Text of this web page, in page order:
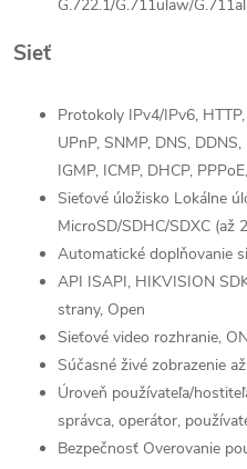
G.722.1/G.711ulaw/
Sieť
Protokoly IPv4/IPv6,
UPnP, SNMP, DNS, DDNS,
IGMP, ICMP, DHCP,
Sieťové úložisko Lokálne
MicroSD/SDHC/SDXC (až
Automatické doplňovanie
API ISAPI, HIKVISION
strany, Open
Sieťové video rozhranie,
Súčasné živé zobrazenie
Úroveň používateľa/
správca, operátor,
Bezpečnosť Overovanie